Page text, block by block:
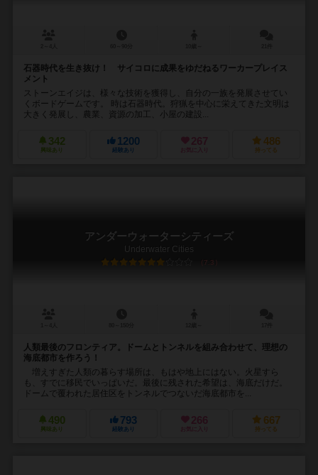
石器時代を生き抜け！ サイコロに成果をゆだねるワーカープレイス
メント
ストーンエイジは、様々な技術を獲得し、自分の一族を発展させてい
くボードゲームです。 時は石器時代。狩猟を中心に栄えてきた文明は
大きく発展し、農業、資源の加工、小屋の建設...
342
興味あり
1200
経験あり
267
お気に入り
486
持ってる
アンダーウォーターシティーズ
Underwater Cities
7.3
人類最後のフロンティア。ドームとトンネルを組み合わせて、理想の
海底都市を作ろう！
増えすぎた人類の暮らす場所は、もはや地上にはない。火星すら
も、すでに移民でいっぱいだ。最後に残された希望は、海底だけだ。
ドームで覆われた居住区をトンネルでつないだ海底都市を...
490
興味あり
793
経験あり
266
お気に入り
667
持ってる